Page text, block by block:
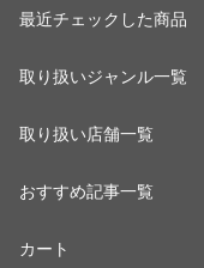
最近チェックした商品
取り扱いジャンル一覧
取り扱い店舗一覧
おすすめ記事一覧
カート